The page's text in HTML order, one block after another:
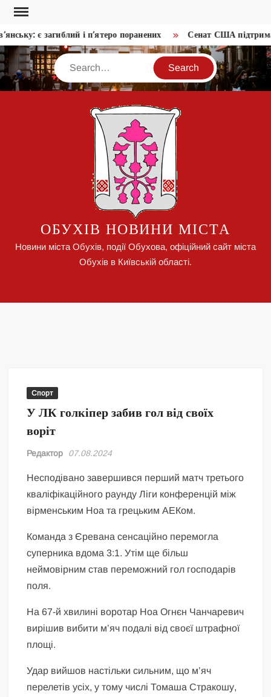
Skip
contentє загиблий і п’ятеро поранених Сенат США
Search
ОБУХІВ НОВИНИ МІСТА
Новини міста Обухів, події Обухова, офіційний сайт міста
Обухів в Київській області.
Спорт
У ЛК голкіпер забив гол від своїх
воріт
Редактор 07.08.2024
Несподівано завершився перший матч третього
кваліфікаційного раунду Ліги конференцій між
вірменським Ноа та грецьким АЕКом.
Команда з Єревана сенсаційно перемогла
суперника вдома 3:1. Утім ще більш
неймовірним став переможний гол господарів
поля.
На 67-й хвилині воротар Ноа Огнєн Чанчаревич
вирішив вибити м’яч подалі від своєї штрафної
площі.
Удар вийшов настільки сильним, що м’яч
перелетів усіх, у тому числі Томаша Стракошу,